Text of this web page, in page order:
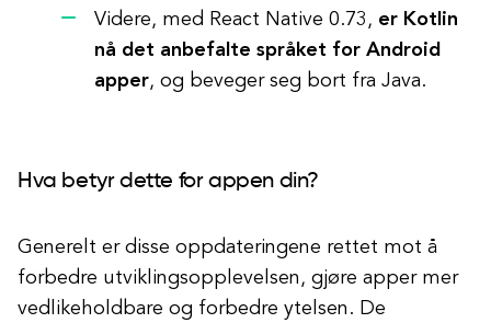
Videre, med React Native 0.73, er Kotlin
nå det anbefalte språket for Android
apper, og beveger seg bort fra Java.
Hva betyr dette for appen din?
Generelt er disse oppdateringene rettet mot å
forbedre utviklingsopplevelsen, gjøre apper mer
vedlikeholdbare og forbedre ytelsen. De